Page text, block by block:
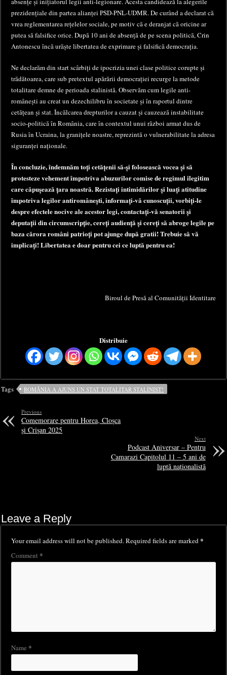
prezidențiale din partea alianței PSD-PNL-UDMR. De curând a declarat că
vrea reglementarea rețelelor sociale, pe motiv că e deranjat că oricine ar
putea să falsifice orice. După 10 ani de absență de pe scena politică, Crin
Antonescu încă urăște libertatea de exprimare și falsifică democrația.
Ne declarăm din start scârbiți de ipocrizia unei clase politice corupte și
trădătoarea, care sub pretextul apărării democrației recurge la metode
totalitare demne de perioada stalinistă. Observăm cum legile anti-
românești au creat un dezechilibru în societate și în raportul dintre
cetățean și stat. Încălcarea drepturilor a cauzat și cauzează instabilitate
socio-politică în România, care în contextul unui război armat dus de
Rusia în Ucraina, la granițele noastre, reprezintă o vulnerabilitate la adresa
siguranței naționale.
În concluzie, îndemnăm toți cetățenii să-și folosească vocea și să
protesteze vehement împotriva abuzurilor comise de regimul ilegitim
care căpușează țara noastră. Rezistați intimidărilor și luați atitudine
împotriva legilor antiromânești, informați-vă cunoscuții, vorbiți-le
despre efectele nocive ale acestor legi, contactați-vă senatorii și
deputații din circumscripție, cereți audiență și cereți să abroge legile pe
baza cărora români patrioți pot ajunge după gratii! Trebuie să vă
implicați! Libertatea e doar pentru cei ce luptă pentru ea!
Biroul de Presă al Comunității Identitare
Distribuie
Tags ROMÂNIA A AJUNS UN STAT TOTALITAR STALINIST!
Previous
Comemorare pentru Horea, Cloșca
și Crișan 2025
Next
Podcast Aniversar – Pentru
Camarazi Capitolul 11 – 5 ani de
luptă naționalistă
Leave a Reply
Your email address will not be published. Required fields are marked*
Comment *
Name *